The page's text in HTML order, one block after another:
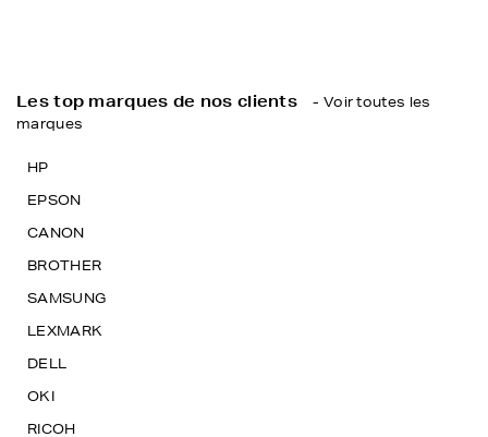
Les top marques de nos clients
- Voir toutes les
marques
HP
EPSON
CANON
BROTHER
SAMSUNG
LEXMARK
DELL
OKI
RICOH